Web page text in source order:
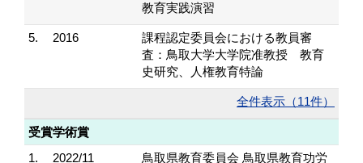
教育実践演習
5. 2016
課程認定委員会における教員審
査：鳥取大学大学院准教授 教育
史研究、人権教育特論
全件表示（11件）
受賞学術賞
1.
2022/11 鳥取県教育委員会 鳥取県教育功労